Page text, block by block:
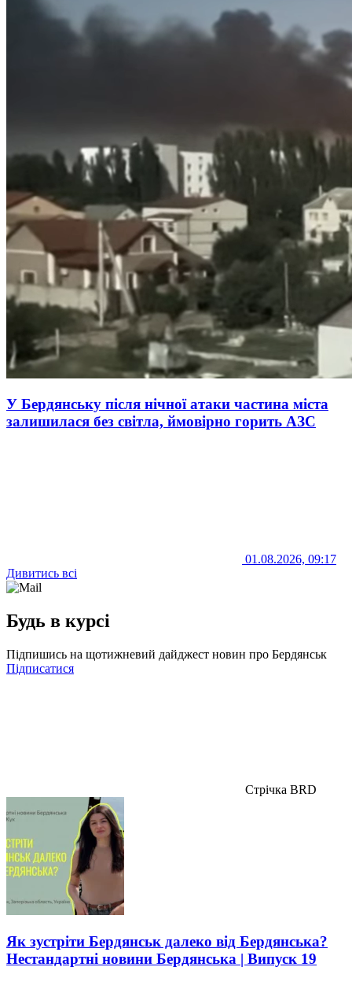
У Бердянську після нічної атаки частина міста
залишилася без світла, ймовірно горить АЗС
01.08.2026, 09:17
Дивитись всі
Будь в курсі
Підпишись на щотижневий дайджест новин про Бердянськ
Підписатися
Стрічка BRD
Як зустріти Бердянськ далеко від Бердянська?
Нестандартні новини Бердянська | Випуск 19